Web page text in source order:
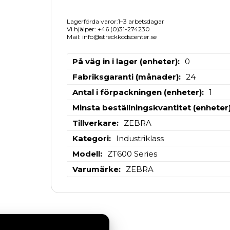
Lagerförda varor:1–3 arbetsdagar
Vi hjälper: +46 (0)31-274230
Mail: info@streckkodscenter.se
På väg in i lager (enheter)
0
Fabriksgaranti (månader)
24
Antal i förpackningen (enheter)
1
Minsta beställningskvantitet
Tillverkare
ZEBRA
Kategori
Industriklass
Modell
ZT600 Series
Varumärke
ZEBRA